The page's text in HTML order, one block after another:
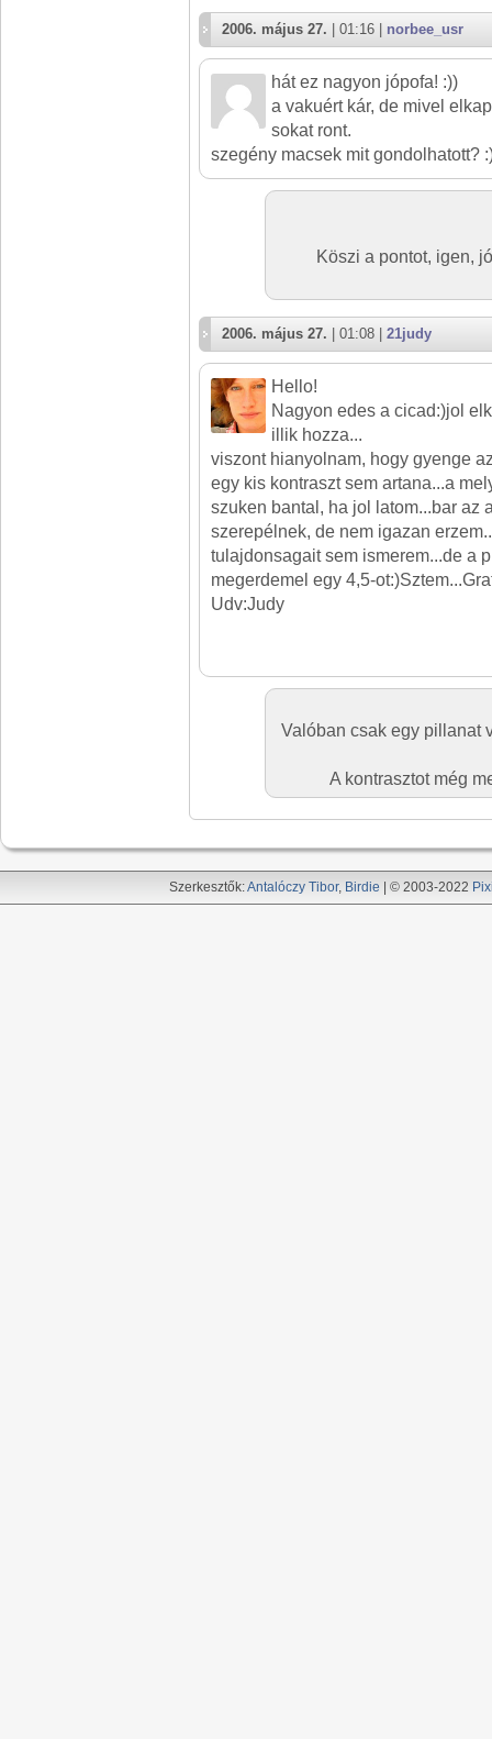
2006. május 27. | 01:16 | norbee_usr
hát ez nagyon jópofa! :))
a vakuért kár, de mivel
sokat ront.
szegény macsek mit gondolhatott?
Köszi a pontot, igen,
2006. május 27. | 01:08 | 21judy
Hello!
Nagyon edes a cicad:)jol
illik hozza...
viszont hianyolnam, hogy gyenge
egy kis kontraszt sem artana...a
szuken bantal, ha jol latom...bar az
szerepélnek, de nem igazan
tulajdonsagait sem ismerem...de a
megerdemel egy 4,5-
Udv:Judy
Valóban csak egy pillanat
A kontrasztot még
Szerkesztők:Antalóczy Tibor, Birdie | © 2003-2022